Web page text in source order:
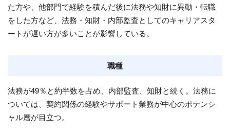
た方や、他部門で経験を積んだ後に法務や知財に異動・転職
をした方など、法務・知財・内部監査としてのキャリアスタ
ートが遅い方が多いことが影響している。
職種
法務が49％と約半数を占め、内部監査、知財と続く。法務に
ついては、契約関係の経験やサポート業務が中心のポテンシ
ャル層が目立つ。